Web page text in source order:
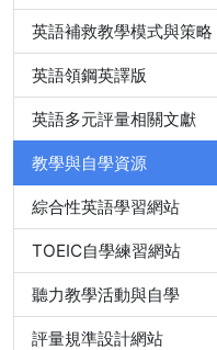
英語補救教學模式與策略
英語領鋼英譯版
英語多元評量相關文獻
教學與自學資源
綜合性英語學習網站
TOEIC自學練習網站
聽力教學活動與自學
評量規準設計網站